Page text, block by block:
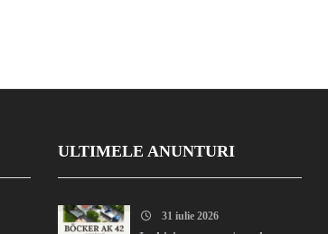
ULTIMELE ANUNTURI
31 iulie 2026